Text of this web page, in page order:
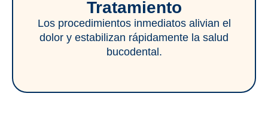
Tratamiento
Los procedimientos inmediatos alivian el
dolor y estabilizan rápidamente la salud
bucodental.